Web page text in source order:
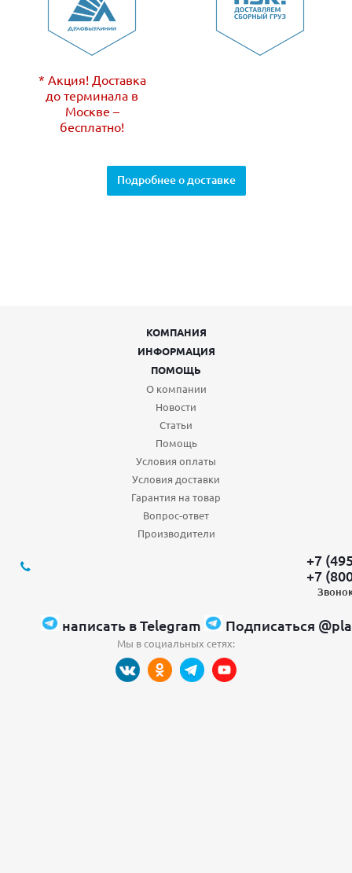
* Акция! Доставка
до терминала в
Москве –
бесплатно!
Подробнее о доставке
КОМПАНИЯ
ИНФОРМАЦИЯ
ПОМОЩЬ
О компании
Новости
Статьи
Помощь
Условия оплаты
Условия доставки
Гарантия на товар
Вопрос-ответ
Производители
+7
+7
написать в Telegram Подписаться
Мы в социальных сетях: